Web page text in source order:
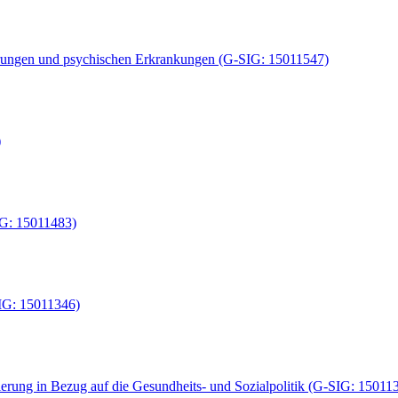
und psychischen Erkrankungen (G-SIG: 15011547)
15011483)
15011346)
in Bezug auf die Gesundheits- und Sozialpolitik (G-SIG: